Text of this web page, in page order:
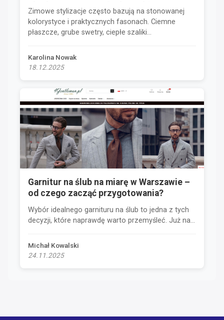
Zimowe stylizacje często bazują na stonowanej
kolorystyce i praktycznych fasonach. Ciemne
płaszcze, grube swetry, ciepłe szaliki...
Karolina Nowak
18.12.2025
Garnitur na ślub na miarę w Warszawie –
od czego zacząć przygotowania?
Wybór idealnego garnituru na ślub to jedna z tych
decyzji, które naprawdę warto przemyśleć. Już na...
Michał Kowalski
24.11.2025